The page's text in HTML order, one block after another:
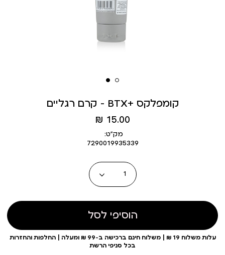
קרם רגליים - BTX+ קומפלקס
מחיר
מוצר
15.00 ₪
מק״ט:
7290019935339
כמות
הוסיפי לסל
עלות משלוח 19 ₪ | משלוח חינם ברכישה ב-99 ₪ ומעלה | החלפות והחזרות
בכל סניפי הרשת